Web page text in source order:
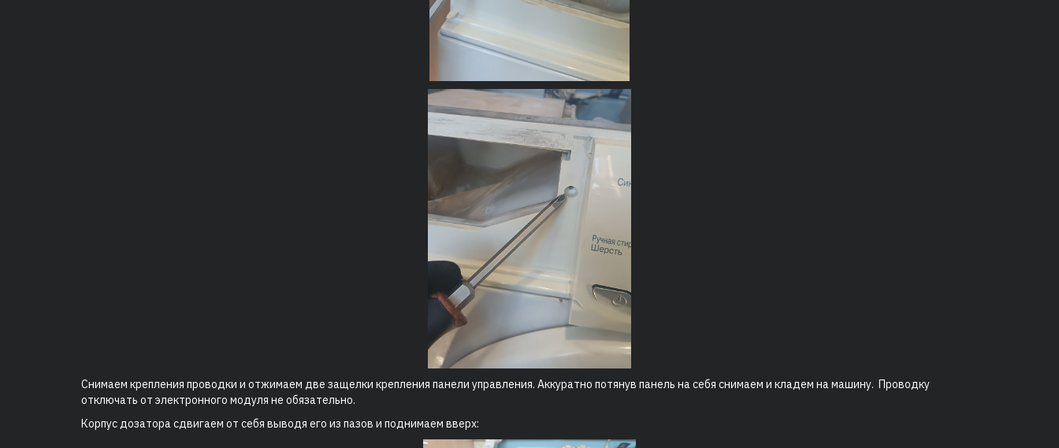
Снимаем крепления проводки и отжимаем две защелки крепления панели управления. Аккуратно потянув панель на себя снимаем и кладем на машину. Проводку
отключать от электронного модуля не обязательно.
Корпус дозатора сдвигаем от себя выводя его из пазов и поднимаем вверх: